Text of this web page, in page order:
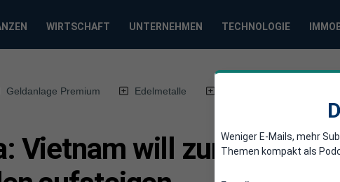
WIRTSCHAFT UNTERNEHMEN TECHNOLOGIE
Geldanlage Premium Edelmetalle
Vietnam will zumWeniger E-Mails, mehr
Themen kompakt als